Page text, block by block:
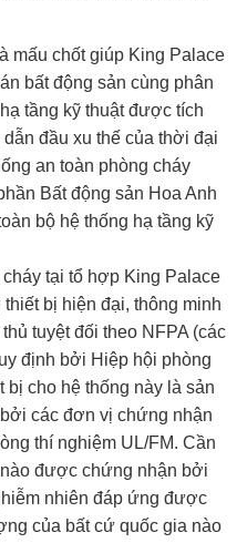
mấu chốt giúp King Palace
bất động sản cùng phân
tầng kỹ thuật được tích
đầu xu thế của thời đại
an toàn phòng cháy
Bất động sản Hoa Anh
bộ hệ thống hạ tầng kỹ
tại tổ hợp King Palace
bị hiện đại, thông minh
tuyệt đối theo NFPA (các
định bởi Hiệp hội phòng
bị cho hệ thống này là sản
các đơn vị chứng nhận
thí nghiệm UL/FM. Cần
được chứng nhận bởi
nhiên đáp ứng được
của bất cứ quốc gia nào